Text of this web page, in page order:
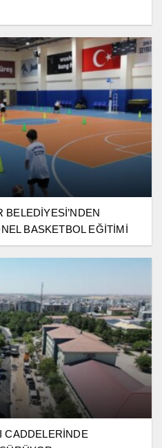
BELEDİYESİ’NDEN
BASKETBOL EĞİTİMİ
CADDELERİNDE